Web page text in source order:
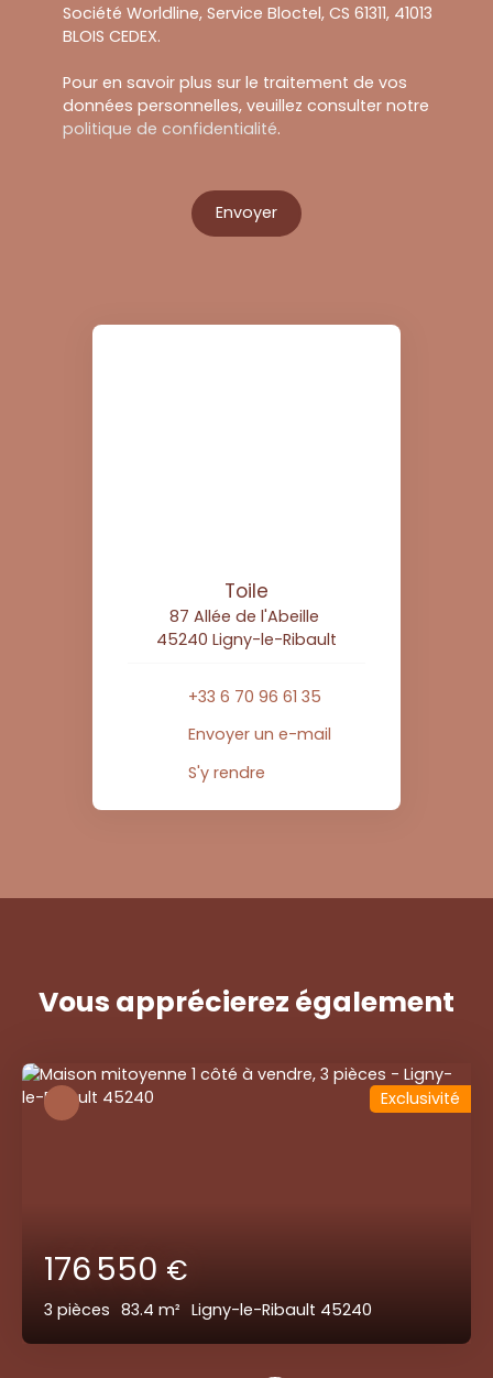
Société Worldline, Service Bloctel, CS 61311, 41013
BLOIS CEDEX.
Pour en savoir plus sur le traitement de vos
données personnelles, veuillez consulter notre
politique de confidentialité.
Envoyer
Toile
87 Allée de l'Abeille
45240 Ligny-le-Ribault
+33 6 70 96 61 35
Envoyer un e-mail
S'y rendre
Vous apprécierez également
176 550 €
3 pièces 83.4 m² Ligny-le-Ribault 45240
Exclusivité